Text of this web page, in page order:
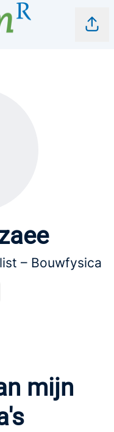
– Bouwfysica
mijn